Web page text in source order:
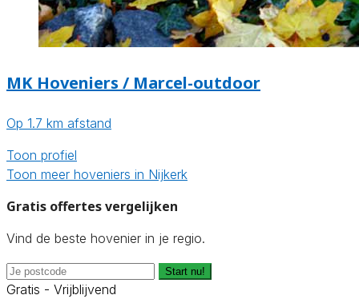
MK Hoveniers / Marcel-outdoor
Op 1.7 km afstand
Toon profiel
Toon meer hoveniers in Nijkerk
Gratis offertes vergelijken
Vind de beste hovenier in je regio.
Start nu!
Gratis - Vrijblijvend